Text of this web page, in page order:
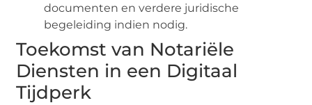
documenten en verdere juridische
begeleiding indien nodig.
Toekomst van Notariële
Diensten in een Digitaal
Tijdperk